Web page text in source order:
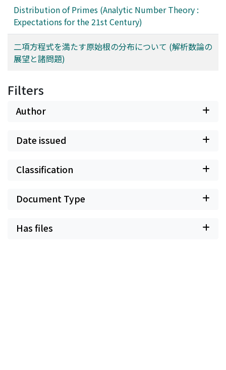
Distribution of Primes (Analytic Number Theory :
Expectations for the 21st Century)
二項方程式を満たす原始根の分布について (解析数論の
展望と諸問題)
Filters
Author
Date issued
Classification
Document Type
Has files